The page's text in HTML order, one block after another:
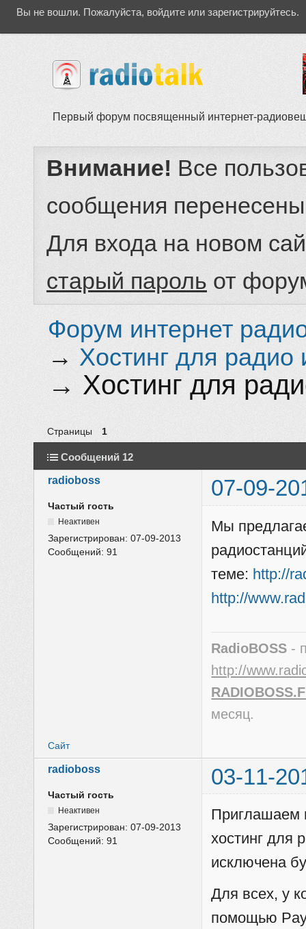
Вы не вошли. Пожалуйста, войдите или зарегистрируйтесь.
Первый форум посвященный интернет-
Внимание! Все
сообщения
Для входа на новом
старый пароль от
Форум интернет
→ Хостинг для радио
→ Хостинг для
Страницы 1
Сообщений 12
radioboss
07-09-
Частый гость
Неактивен
Зарегистрирован:07-09-2013
Сообщений:91
Мы
теме: http://
http://
RadioBOSS -
http://
месяц.
Сайт
radioboss 03-11-
Частый гость
Неактивен
Зарегистрирован:07-09-2013
Сообщений:91
Приглашаем
хостинг для
исключена
Для всех, у
помощью